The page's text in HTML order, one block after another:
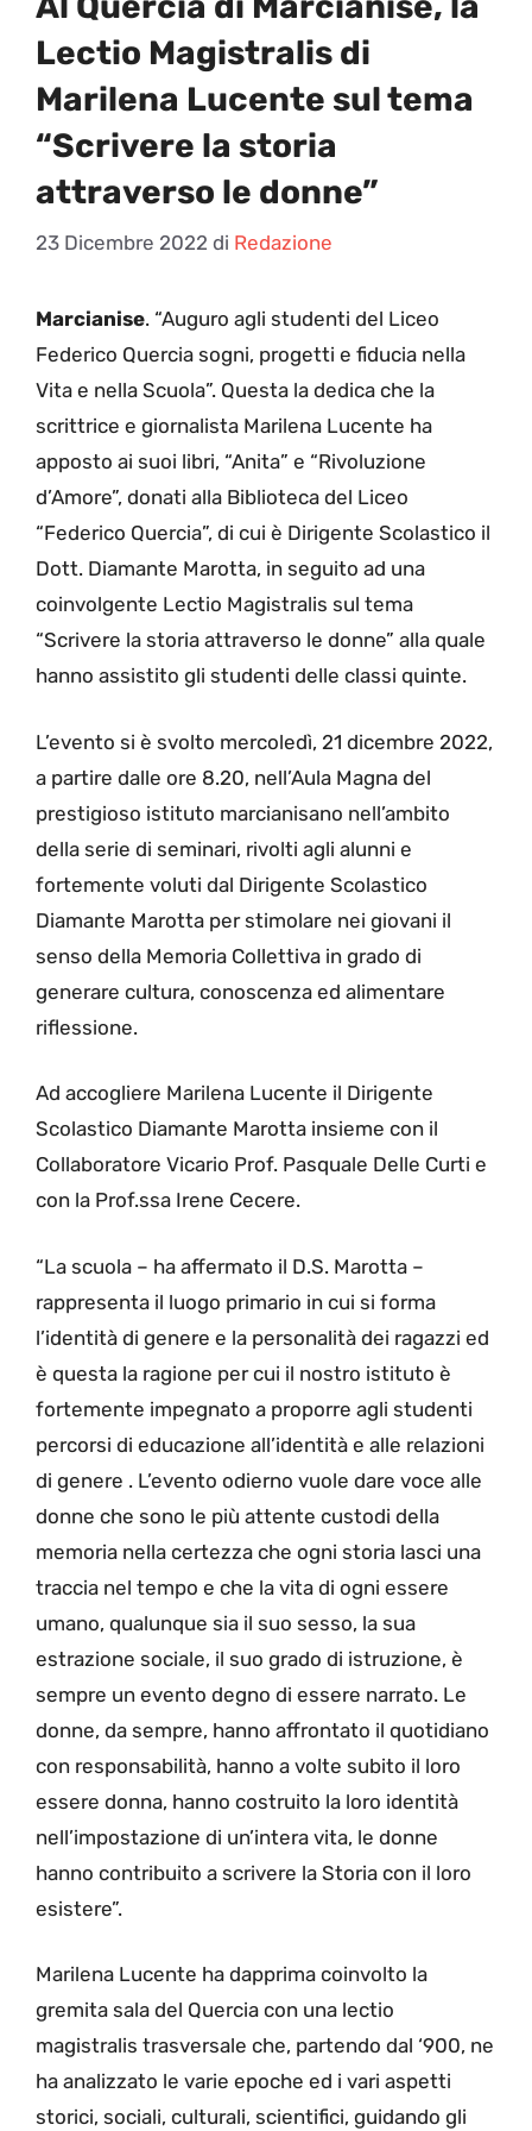
Lectio Magistralis di
Marilena Lucente sul tema
“Scrivere la storia
attraverso le donne”
23 Dicembre 2022 di Redazione
Marcianise. “Auguro agli studenti del Liceo
Federico Quercia sogni, progetti e fiducia nella
Vita e nella Scuola”. Questa la dedica che la
scrittrice e giornalista Marilena Lucente ha
apposto ai suoi libri, “Anita” e “Rivoluzione
d’Amore”, donati alla Biblioteca del Liceo
“Federico Quercia”, di cui è Dirigente Scolastico il
Dott. Diamante Marotta, in seguito ad una
coinvolgente Lectio Magistralis sul tema
“Scrivere la storia attraverso le donne” alla quale
hanno assistito gli studenti delle classi quinte.
L’evento si è svolto mercoledì, 21 dicembre 2022,
a partire dalle ore 8.20, nell’Aula Magna del
prestigioso istituto marcianisano nell’ambito
della serie di seminari, rivolti agli alunni e
fortemente voluti dal Dirigente Scolastico
Diamante Marotta per stimolare nei giovani il
senso della Memoria Collettiva in grado di
generare cultura, conoscenza ed alimentare
riflessione.
Ad accogliere Marilena Lucente il Dirigente
Scolastico Diamante Marotta insieme con il
Collaboratore Vicario Prof. Pasquale Delle Curti e
con la Prof.ssa Irene Cecere.
“La scuola – ha affermato il D.S. Marotta –
rappresenta il luogo primario in cui si forma
l’identità di genere e la personalità dei ragazzi ed
è questa la ragione per cui il nostro istituto è
fortemente impegnato a proporre agli studenti
percorsi di educazione all’identità e alle relazioni
di genere . L’evento odierno vuole dare voce alle
donne che sono le più attente custodi della
memoria nella certezza che ogni storia lasci una
traccia nel tempo e che la vita di ogni essere
umano, qualunque sia il suo sesso, la sua
estrazione sociale, il suo grado di istruzione, è
sempre un evento degno di essere narrato. Le
donne, da sempre, hanno affrontato il quotidiano
con responsabilità, hanno a volte subito il loro
essere donna, hanno costruito la loro identità
nell’impostazione di un’intera vita, le donne
hanno contribuito a scrivere la Storia con il loro
esistere”.
Marilena Lucente ha dapprima coinvolto la
gremita sala del Quercia con una lectio
magistralis trasversale che, partendo dal ‘900, ne
ha analizzato le varie epoche ed i vari aspetti
storici, sociali, culturali, scientifici, guidando gli